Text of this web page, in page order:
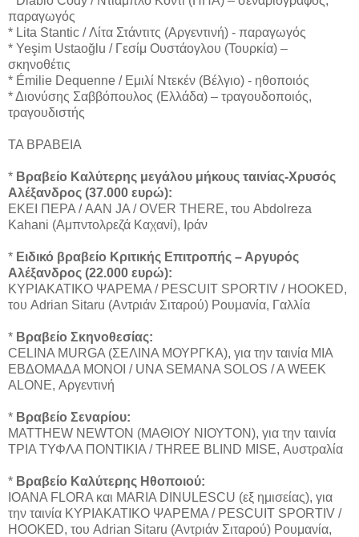
παραγωγός
* Lita Stantic / Λίτα Στάντιτς (Αργεντινή) - παραγωγός
* Yeşim Ustaoğlu / Γεσίμ Ουστάογλου (Τουρκία) –
σκηνοθέτις
* Émilie Dequenne / Εμιλί Ντεκέν (Βέλγιο) - ηθοποιός
* Διονύσης Σαββόπουλος (Ελλάδα) – τραγουδοποιός,
τραγουδιστής
ΤΑ ΒΡΑΒΕΙΑ
* Βραβείο Καλύτερης μεγάλου μήκους ταινίας-Χρυσός
Αλέξανδρος (37.000 ευρώ):
ΕΚΕΙ ΠΕΡΑ / AAN JA / OVER THERE, του Abdolreza
Kahani (Αμπντολρεζά Καχανί), Ιράν
* Ειδικό βραβείο Κριτικής Επιτροπής – Αργυρός
Αλέξανδρος (22.000 ευρώ):
ΚΥΡΙΑΚΑΤΙΚΟ ΨΑΡΕΜΑ / PESCUIT SPORTIV / HOOKED,
του Adrian Sitaru (Αντριάν Σιταρού) Ρουμανία, Γαλλία
* Βραβείο Σκηνοθεσίας:
CELINA MURGA (ΣΕΛΙΝΑ ΜΟΥΡΓΚΑ), για την ταινία ΜΙΑ
ΕΒΔΟΜΑΔΑ ΜΟΝΟΙ / UNA SEMANA SOLOS / A WEEK
ALONE, Αργεντινή
* Βραβείο Σεναρίου:
MATTHEW NEWTON (ΜΑΘΙΟΥ ΝΙΟΥΤΟΝ), για την ταινία
ΤΡΙΑ ΤΥΦΛΑ ΠΟΝΤΙΚΙΑ / THREE BLIND MISE, Αυστραλία
* Βραβείο Καλύτερης Ηθοποιού:
IOANA FLORA και MARIA DINULESCU (εξ ημισείας), για
την ταινία ΚΥΡΙΑΚΑΤΙΚΟ ΨΑΡΕΜΑ / PESCUIT SPORTIV /
HOOKED, του Adrian Sitaru (Αντριάν Σιταρού) Ρουμανία,